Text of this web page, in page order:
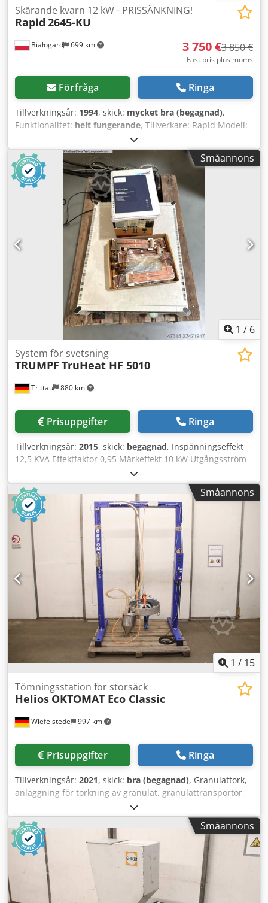
Białogard 699 km
Skärande kvarn 12 kW - PRISSÄNKNING!
Rapid 2645-KU
3 750 €3 850 €
Fast pris plus moms
Förfråga Ringa
Tillverkningsår: 1994, skick: mycket bra (begagnad),
Funktionalitet: helt fungerande, Tillverkare: Rapid Modell:
2645-KU 3 rotorblad 2 statorblad Credpfowg R S Rex Apyef
Effekt: 12 kW Långsamgående kvarn med ljudisolerade hus
PRISSÄNKNING FRÅN 4 250 TILL 3 750 EUR!!!
Småannons
1 / 6
Trittau 880 km
System för svetsning
TRUMPF TruHeat HF 5010
Prisuppgifter Ringa
Tillverkningsår: 2015, skick: begagnad, Inspänningseffekt
12,5 KVA Effektfaktor 0,95 Märkeffekt 10 kW Utgångsström
560 A eff Utgångsspänning 1500 V eff Enligt vår bedömning
är maskinen i nästintill nyskick och kan besiktigas under
drift efter överenskommelse. - Inkl. diverse tillbehör
Crodpfx Apszq Hknsyjf Tillbehör, avbildade verktyg och
uppspänningsanordningar ingår endast om detta anges i
extrainformationen. Med reservation för ändringar och
eventuella fel i tekniska data och uppgifter samt
mellanförsäljning!
Småannons
1 / 15
Wiefelstede 997 km
Tömningsstation för storsäck
Helios OKTOMAT Eco Classic
Prisuppgifter Ringa
Tillverkningsår: 2021, skick: bra (begagnad), Granulattork,
anläggning för torkning av granulat, granulattransportör,
vakuumtransportör, vakuumstation, torkbehållare,
vakuumsuftransportanläggning, vakuumdammsugare,
vakuumladdare, trattladdare, tömningsstation för
storsäckar, tömningsstation -Tillverkare: Helios,
tömningsstation för storsäckar Crjdpszru U Refx Apyof -
Typ: OKTOMAT Eco Classic -Enskilda komponenter: se
bilder -Transportmått: 1420/1160/H2335 mm -Egenvikt: 194
Småannons